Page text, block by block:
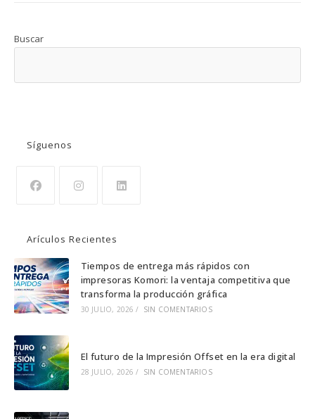
Buscar
Síguenos
una
nueva
pestaña
una
nueva
pestaña
una
nueva
pestaña
Arículos Recientes
Tiempos de entrega más rápidos con
impresoras Komori: la ventaja competitiva que
transforma la producción gráfica
30 JULIO, 2026 / SIN COMENTARIOS
El futuro de la Impresión Offset en la era digital
28 JULIO, 2026 / SIN COMENTARIOS